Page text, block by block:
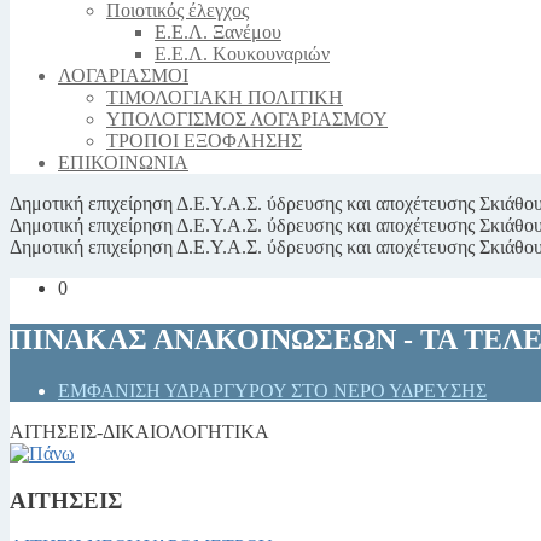
Ποιοτικός έλεγχος
Ε.Ε.Λ. Ξανέμου
Ε.Ε.Λ. Κουκουναριών
ΛΟΓΑΡΙΑΣΜΟΙ
ΤΙΜΟΛΟΓΙΑΚΗ ΠΟΛΙΤΙΚΗ
ΥΠΟΛΟΓΙΣΜΟΣ ΛΟΓΑΡΙΑΣΜΟΥ
ΤΡΟΠΟΙ ΕΞΟΦΛΗΣΗΣ
ΕΠΙΚΟΙΝΩΝΙΑ
Δημοτική επιχείρηση Δ.Ε.Υ.Α.Σ. ύδρευσης και αποχέτευσης
Δημοτική επιχείρηση Δ.Ε.Υ.Α.Σ. ύδρευσης και αποχέτευσης
Δημοτική επιχείρηση Δ.Ε.Υ.Α.Σ. ύδρευσης και αποχέτευσης
0
ΠΙΝΑΚΑΣ ΑΝΑΚΟΙΝΩΣΕΩΝ - ΤΑ
ΕΜΦΑΝΙΣΗ ΥΔΡΑΡΓΥΡΟΥ ΣΤΟ ΝΕΡΟ ΥΔΡΕΥΣΗΣ
ΑΙΤΗΣΕΙΣ-ΔΙΚΑΙΟΛΟΓΗΤΙΚΑ
ΑΙΤΗΣΕΙΣ